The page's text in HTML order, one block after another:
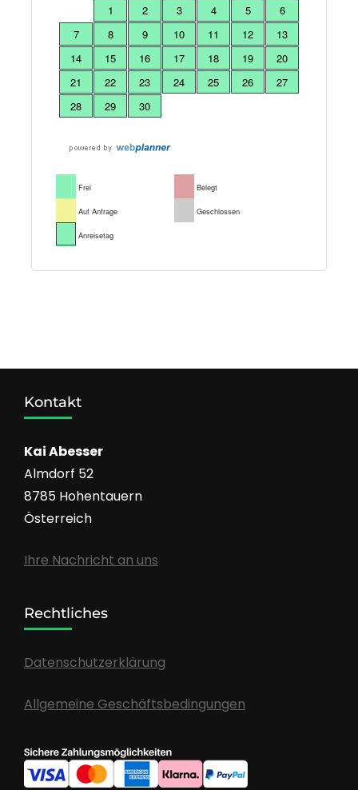
Kontakt
Kai Abesser
Almdorf 52
8785 Hohentauern
Österreich
Ihre Nachricht an uns
Rechtliches
Datenschutzerklärung
Allgemeine Geschäftsbedingungen